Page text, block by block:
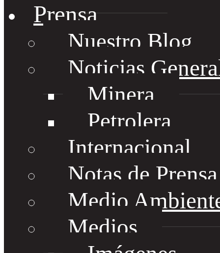
Prensa
Nuestro Blog
Noticias
Minera
Petrolera
Internacional
Notas de
Medio
Medios